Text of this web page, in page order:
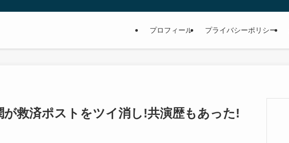
プロフィール プライバシーポリシー
が救済ポストをツイ消し!共演歴もあった!